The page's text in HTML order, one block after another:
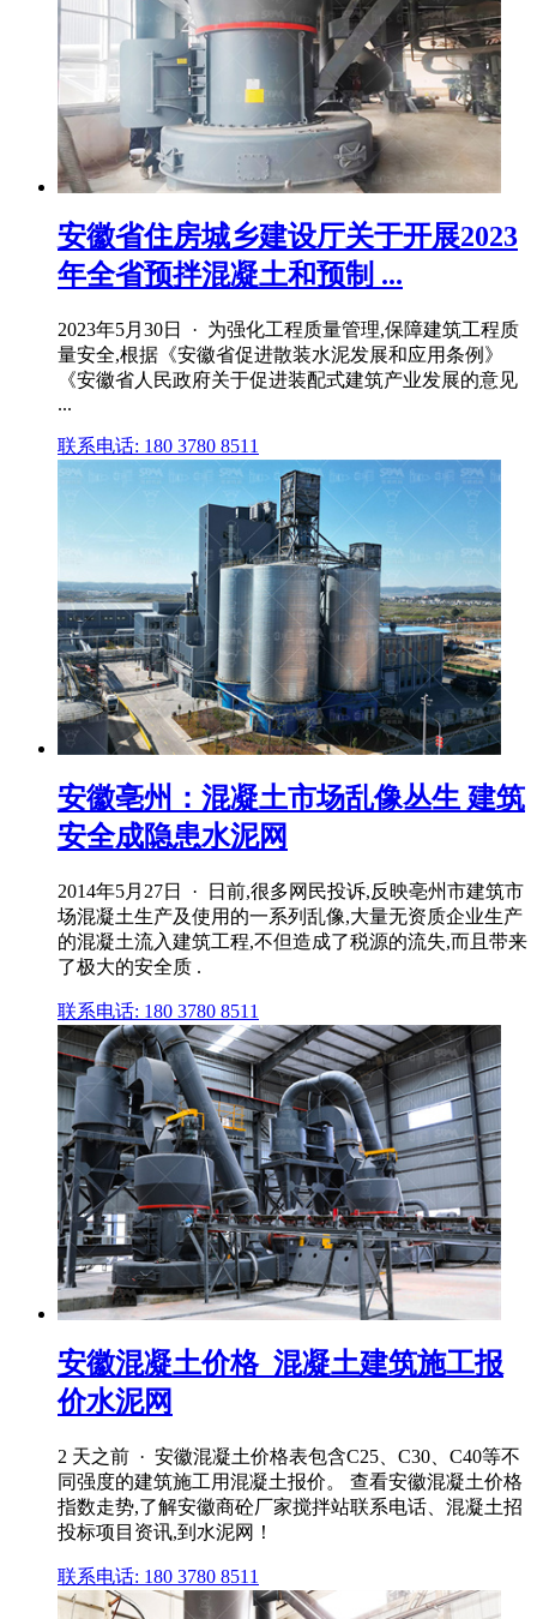
安徽省住房城乡建设厅关于开展2023
年全省预拌混凝土和预制 ...
2023年5月30日 · 为强化工程质量管理,保障建筑工程质
量安全,根据《安徽省促进散装水泥发展和应用条例》
《安徽省人民政府关于促进装配式建筑产业发展的意见
...
联系电话: 180 3780 8511
安徽亳州：混凝土市场乱像丛生 建筑
安全成隐患水泥网
2014年5月27日 · 日前,很多网民投诉,反映亳州市建筑市
场混凝土生产及使用的一系列乱像,大量无资质企业生产
的混凝土流入建筑工程,不但造成了税源的流失,而且带来
了极大的安全质 .
联系电话: 180 3780 8511
安徽混凝土价格_混凝土建筑施工报
价水泥网
2 天之前 · 安徽混凝土价格表包含C25、C30、C40等不
同强度的建筑施工用混凝土报价。 查看安徽混凝土价格
指数走势,了解安徽商砼厂家搅拌站联系电话、混凝土招
投标项目资讯,到水泥网！
联系电话: 180 3780 8511